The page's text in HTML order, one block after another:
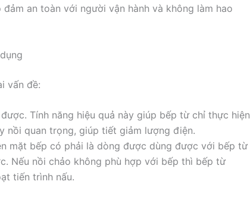
an toàn với người vận hành và không làm hao
vấn đề:
Tính năng hiệu quả này giúp bếp từ chỉ thực hiện
nồi quan trọng, giúp tiết giảm lượng điện.
mặt bếp có phải là dòng được dùng được với bếp từ
Nếu nồi chảo không phù hợp với bếp thì bếp từ
tiến trình nấu.